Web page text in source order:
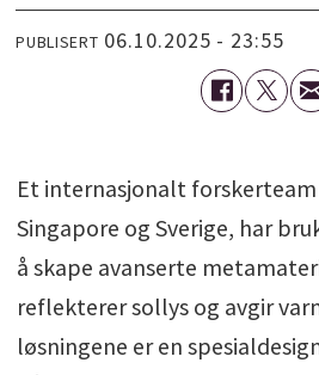
PUBLISERT 06.10.2025 - 23:55
Et internasjonalt forskerteam
Singapore og Sverige, har
å skape avanserte
reflekterer sollys og avgir
løsningene er en